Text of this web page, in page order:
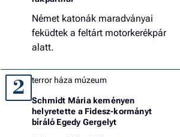
Német katonák maradványai
feküdtek a feltárt motorkerékpár
alatt.
2 terror háza múzeum
Schmidt Mária keményen
helyretette a Fidesz-kormányt
bíráló Egedy Gergelyt